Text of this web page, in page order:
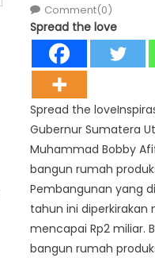
Comment(0)
Spread the love
Spread the
Gubernur Sumatera
Muhammad Bobby
bangun rumah
Pembangunan yang
tahun ini diperkirakan
mencapai Rp2 miliar.
bangun rumah